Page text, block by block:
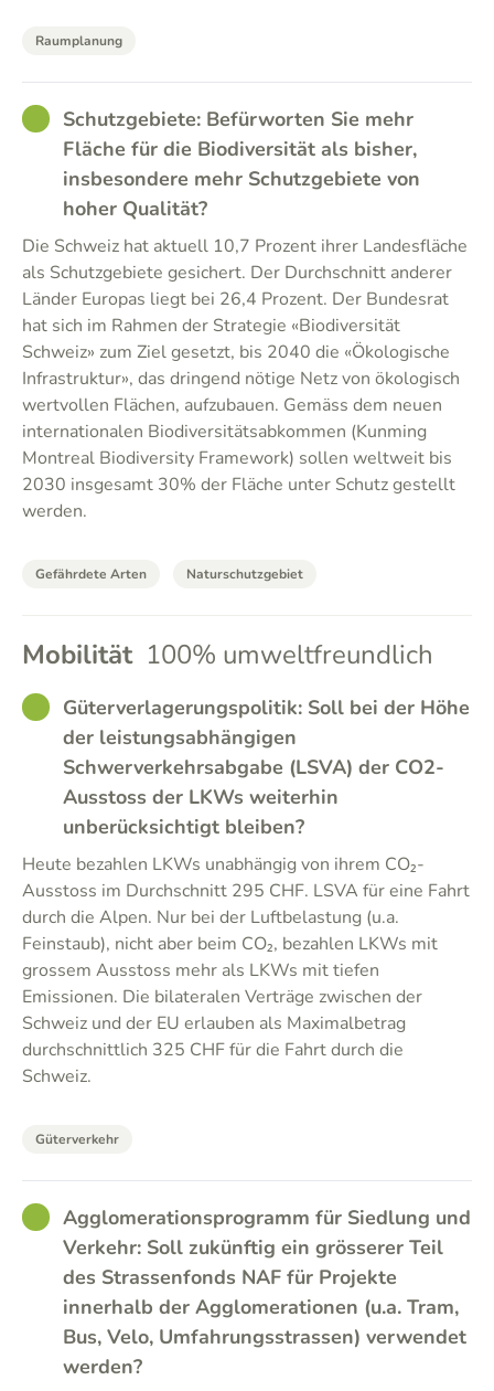
Raumplanung
GOODSchutzgebiete: Befürworten Sie mehr
Fläche für die Biodiversität als bisher,
insbesondere mehr Schutzgebiete von
hoher Qualität?
Die Schweiz hat aktuell 10,7 Prozent ihrer Landesfläche
als Schutzgebiete gesichert. Der Durchschnitt anderer
Länder Europas liegt bei 26,4 Prozent. Der Bundesrat
hat sich im Rahmen der Strategie «Biodiversität
Schweiz» zum Ziel gesetzt, bis 2040 die «Ökologische
Infrastruktur», das dringend nötige Netz von ökologisch
wertvollen Flächen, aufzubauen. Gemäss dem neuen
internationalen Biodiversitätsabkommen (Kunming
Montreal Biodiversity Framework) sollen weltweit bis
2030 insgesamt 30% der Fläche unter Schutz gestellt
werden.
Gefährdete Arten Naturschutzgebiet
Mobilität 100% umweltfreundlich
GOODGüterverlagerungspolitik: Soll bei der Höhe
der leistungsabhängigen
Schwerverkehrsabgabe (LSVA) der CO2-
Ausstoss der LKWs weiterhin
unberücksichtigt bleiben?
Heute bezahlen LKWs unabhängig von ihrem CO₂-
Ausstoss im Durchschnitt 295 CHF. LSVA für eine Fahrt
durch die Alpen. Nur bei der Luftbelastung (u.a.
Feinstaub), nicht aber beim CO₂, bezahlen LKWs mit
grossem Ausstoss mehr als LKWs mit tiefen
Emissionen. Die bilateralen Verträge zwischen der
Schweiz und der EU erlauben als Maximalbetrag
durchschnittlich 325 CHF für die Fahrt durch die
Schweiz.
Güterverkehr
GOODAgglomerationsprogramm für Siedlung und
Verkehr: Soll zukünftig ein grösserer Teil
des Strassenfonds NAF für Projekte
innerhalb der Agglomerationen (u.a. Tram,
Bus, Velo, Umfahrungsstrassen) verwendet
werden?